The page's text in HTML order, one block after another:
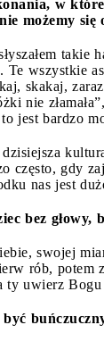
w
możemy
takie
Te wszystkie
skakaj,
nie
jest bardzo
często, gdy
nas jest
bez głowy,
swojej
rób, potem
ty uwierz
być